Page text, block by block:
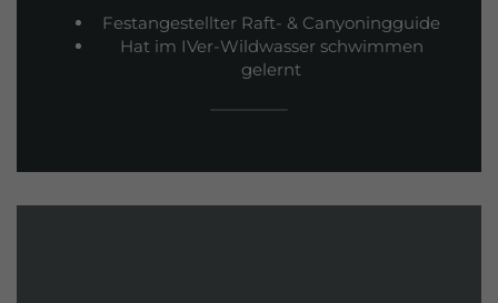
Festangestellter Raft- & Canyoningguide
Hat im IVer-Wildwasser schwimmen
gelernt